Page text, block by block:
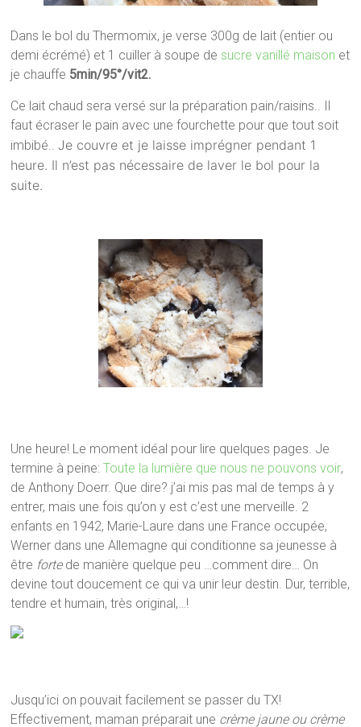
Dans le bol du Thermomix, je verse 300g de lait (entier ou
demi écrémé) et 1 cuiller à soupe de sucre vanillé maison et
je chauffe 5min/95°/vit2.
Ce lait chaud sera versé sur la préparation pain/raisins.. Il
faut écraser le pain avec une fourchette pour que tout soit
imbibé.. Je couvre et je laisse imprégner pendant 1
heure. Il n’est pas nécessaire de laver le bol pour la
suite.
Une heure! Le moment idéal pour lire quelques pages. Je
termine à peine:Toute la lumière que nous ne pouvons voir,
de Anthony Doerr. Que dire? j’ai mis pas mal de temps à y
entrer, mais une fois qu’on y est c’est une merveille. 2
enfants en 1942, Marie-Laure dans une France occupée,
Werner dans une Allemagne qui conditionne sa jeunesse à
être forte de manière quelque peu …comment dire… On
devine tout doucement ce qui va unir leur destin. Dur, terrible,
tendre et humain, très original,…!
Jusqu’ici on pouvait facilement se passer du TX!
Effectivement, maman préparait une crème jaune ou crème